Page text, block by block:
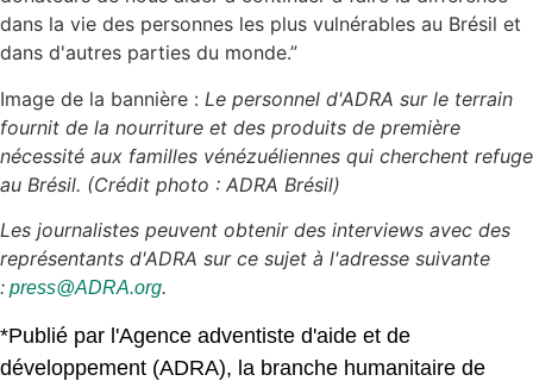
dans la vie des personnes les plus vulnérables au Brésil et
dans d'autres parties du monde.”
Image de la bannière : Le personnel d'ADRA sur le terrain
fournit de la nourriture et des produits de première
nécessité aux familles vénézuéliennes qui cherchent refuge
au Brésil. (Crédit photo : ADRA Brésil)
Les journalistes peuvent obtenir des interviews avec des
représentants d'ADRA sur ce sujet à l'adresse suivante
: press@ADRA.org.
*Publié par l'Agence adventiste d'aide et de
développement (ADRA), la branche humanitaire de